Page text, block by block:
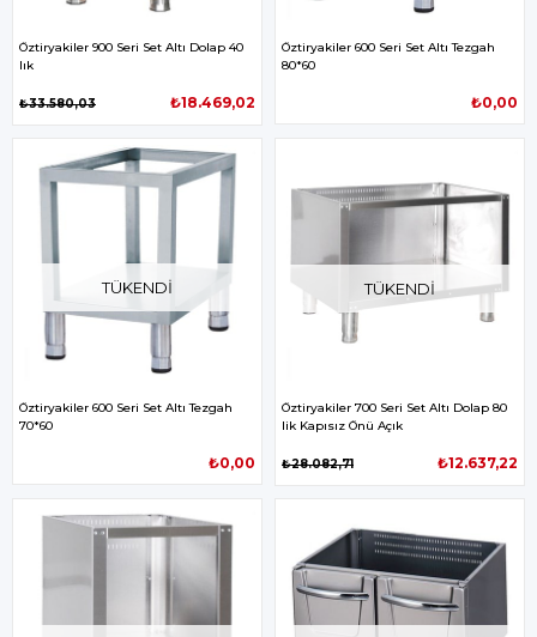
Öztiryakiler 900 Seri Set Altı Dolap 40
lık
₺18.469,02
₺33.580,03
Öztiryakiler 600 Seri Set Altı Tezgah
80*60
₺0,00
TÜKENDI
Öztiryakiler 600 Seri Set Altı Tezgah
70*60
₺0,00
TÜKENDI
Öztiryakiler 700 Seri Set Altı Dolap 80
lik Kapısız Önü Açık
₺12.637,22
₺28.082,71